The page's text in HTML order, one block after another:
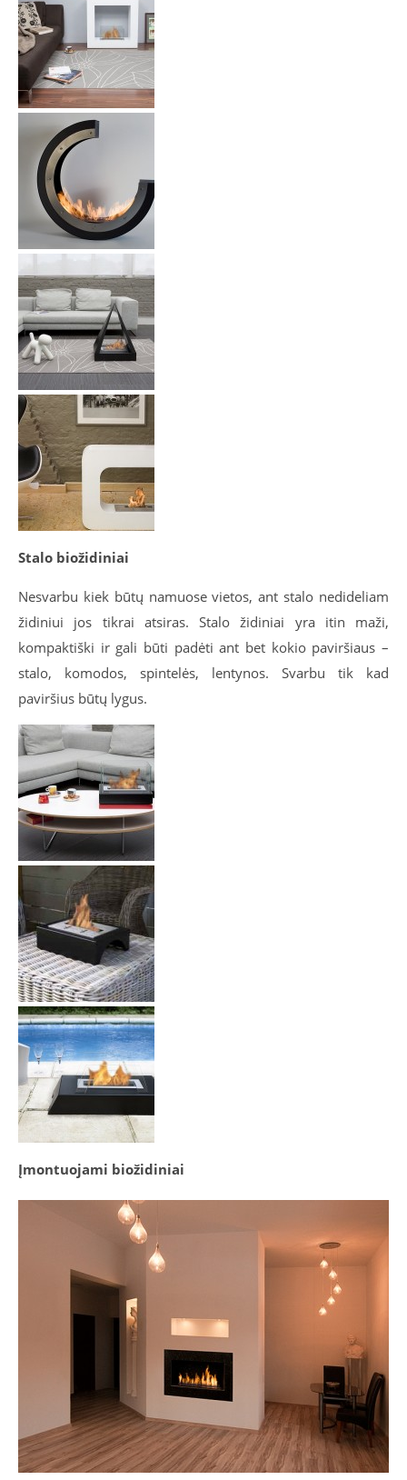
Stalo biožidiniai
Nesvarbu kiek būtų namuose vietos, ant stalo nedideliam
židiniui jos tikrai atsiras. Stalo židiniai yra itin maži,
kompaktiški ir gali būti padėti ant bet kokio paviršiaus –
stalo, komodos, spintelės, lentynos. Svarbu tik kad
paviršius būtų lygus.
Įmontuojami biožidiniai